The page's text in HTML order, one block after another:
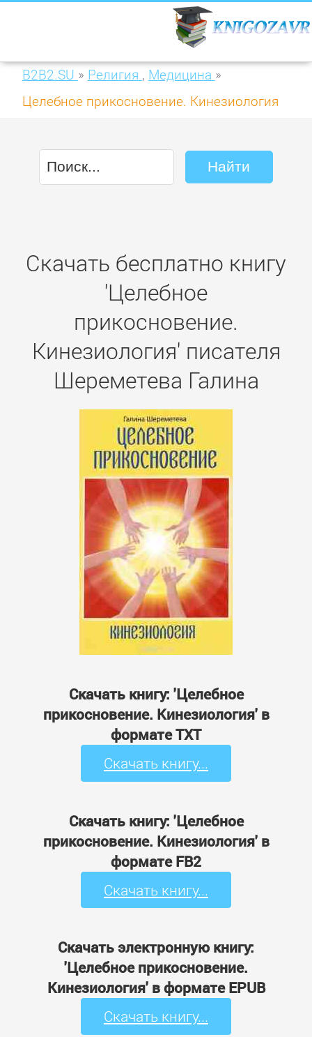
B2B2.SU » Религия , Медицина »
Целебное прикосновение. Кинезиология
Скачать бесплатно книгу
'Целебное
прикосновение.
Кинезиология' писателя
Шереметева Галина
Скачать книгу: 'Целебное
прикосновение. Кинезиология' в
формате TXT
Скачать книгу...
Скачать книгу: 'Целебное
прикосновение. Кинезиология' в
формате FB2
Скачать книгу...
Скачать электронную книгу:
'Целебное прикосновение.
Кинезиология' в формате EPUB
Скачать книгу...